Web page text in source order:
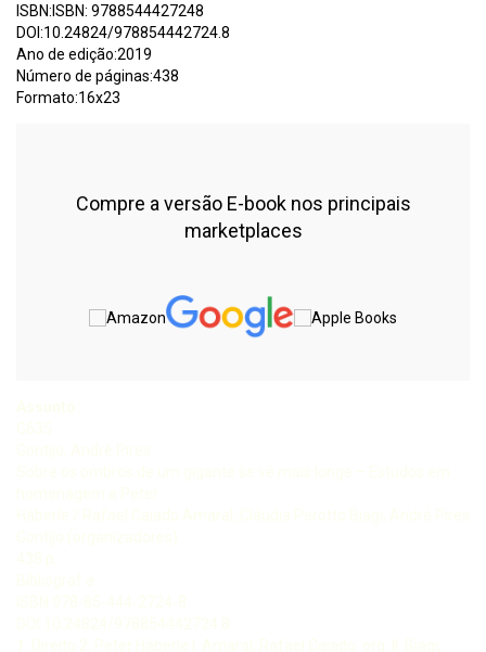
ISBN:ISBN: 9788544427248
DOI:10.24824/978854442724.8
Ano de edição:2019
Número de páginas:438
Formato:16x23
Compre a versão E-book nos principais
marketplaces